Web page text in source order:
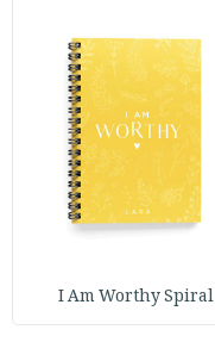
I Am Worthy Spiral